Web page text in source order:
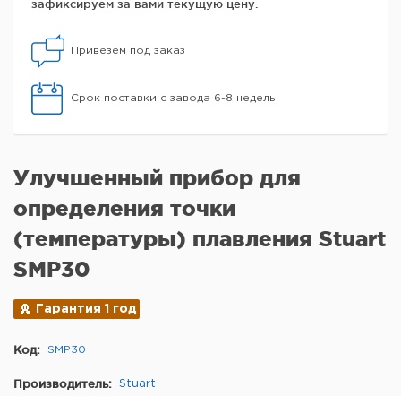
зафиксируем за вами текущую цену.
Привезем под заказ
Срок поставки с завода 6-8 недель
Улучшенный прибор для
определения точки
(температуры) плавления Stuart
SMP30
Гарантия 1 год
Код: SMP30
Производитель: Stuart